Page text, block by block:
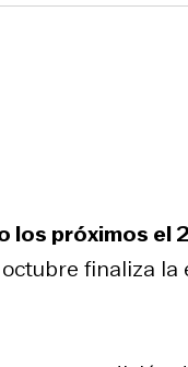
los próximos el
finaliza